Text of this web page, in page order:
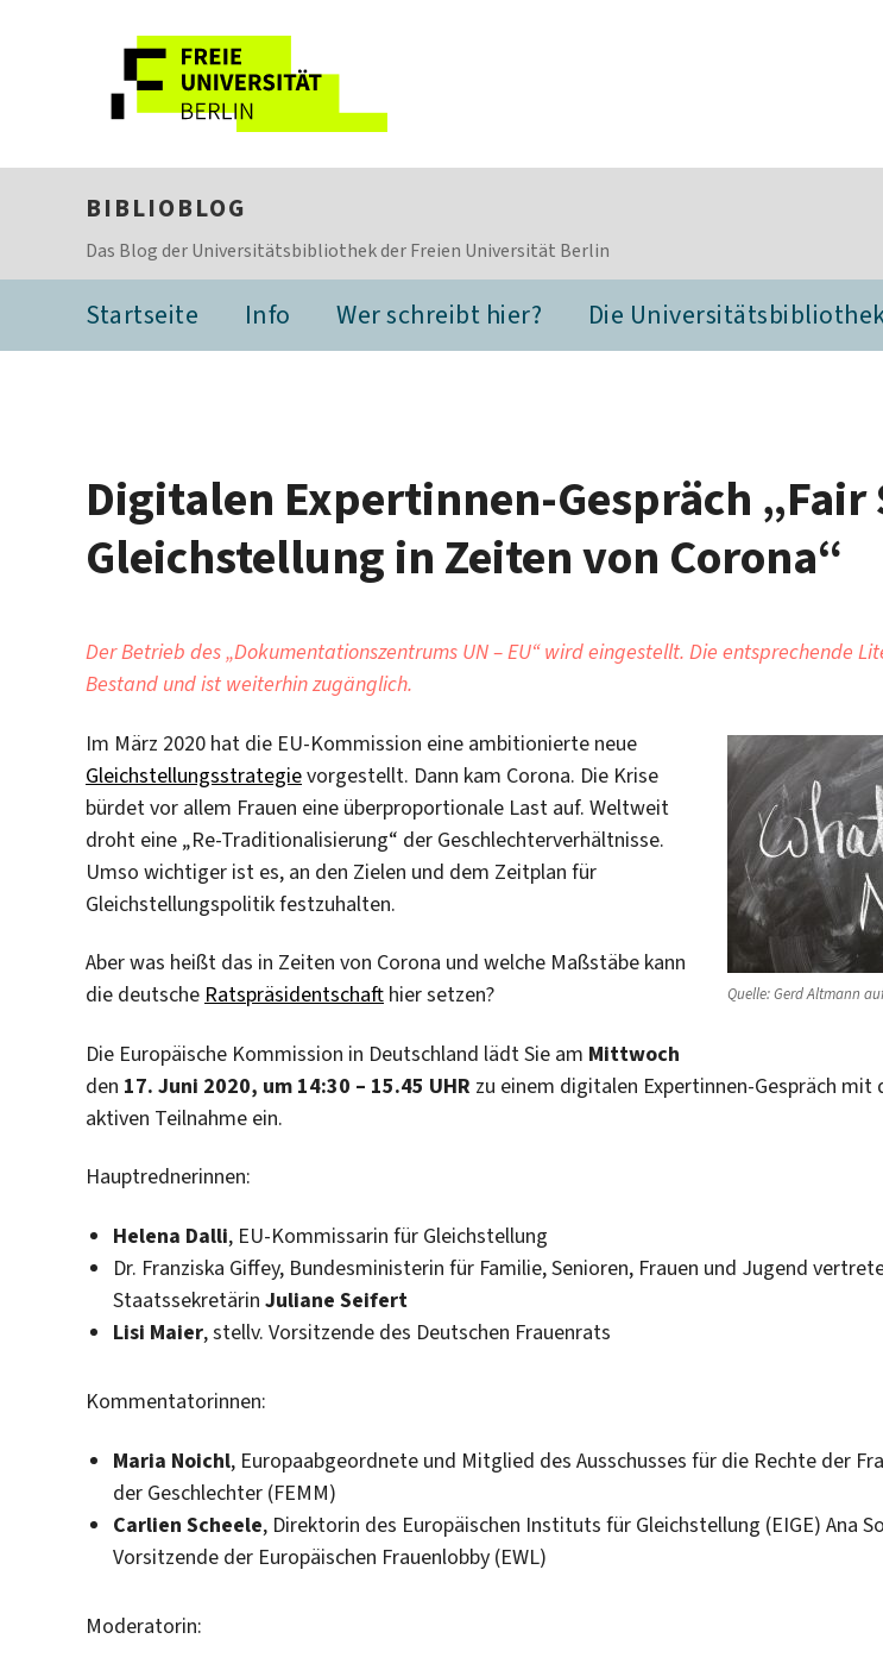
BIBLIOBLOG
Das Blog der Universitätsbibliothek der Freien Universität Berlin
Startseite Info Wer schreibt hier? Die
Digitalen Expertinnen-Gespräch „Fair
Gleichstellung in Zeiten von Corona“
Der Betrieb des „Dokumentationszentrums UN – EU“ wird eingestellt. Die entsprechende
Bestand und ist weiterhin zugänglich.
Quelle: Gerd Altmann
Im März 2020 hat die EU-Kommission eine ambitionierte neue
Gleichstellungsstrategievorgestellt. Dann kam Corona. Die Krise
bürdet vor allem Frauen eine überproportionale Last auf. Weltweit
droht eine „Re-Traditionalisierung“ der Geschlechterverhältnisse.
Umso wichtiger ist es, an den Zielen und dem Zeitplan für
Gleichstellungspolitik festzuhalten.
Aber was heißt das in Zeiten von Corona und welche Maßstäbe kann
die deutsche Ratspräsidentschaft hier setzen?
Die Europäische Kommission in Deutschland lädt Sie am Mittwoch
den 17. Juni 2020, um 14:30 – 15.45 UHR zu einem digitalen Expertinnen-Gespräch
aktiven Teilnahme ein.
Hauptrednerinnen:
Helena Dalli, EU-Kommissarin für Gleichstellung
Dr. Franziska Giffey, Bundesministerin für Familie, Senioren, Frauen und Jugend
Staatssekretärin Juliane Seifert
Lisi Maier, stellv. Vorsitzende des Deutschen Frauenrats
Kommentatorinnen:
Maria Noichl, Europaabgeordnete und Mitglied des Ausschusses für die Rechte der
der Geschlechter (FEMM)
Carlien Scheele, Direktorin des Europäischen Instituts für Gleichstellung (EIGE) Ana
Vorsitzende der Europäischen Frauenlobby (EWL)
Moderatorin: